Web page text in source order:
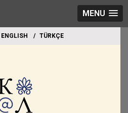
MENU
ΕΝGLISH TÜRKÇE